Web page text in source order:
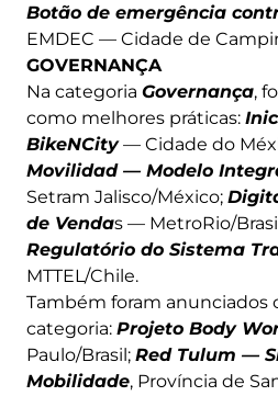
Botão de emergência
EMDEC — Cidade de
GOVERNANÇA
Na categoria Governança,
como melhores práticas:
BikeNCity— Cidade do
Movilidad — Modelo
Setram Jalisco/México;
de Vendas — MetroRio/
Regulatório do Sistema
MTTEL/Chile.
Também foram anunciados
categoria: Projeto Body
Paulo/Brasil; Red Tulum —
Mobilidade, Província de